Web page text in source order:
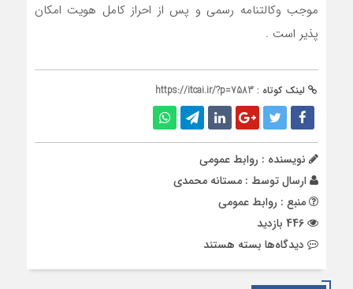
موجب وکالتنامه رسمی و پس از احراز کامل هویت امکان
پذیر است .
لینک کوتاه : https://itcai.ir/?p=7583
نویسنده : روابط عمومی
ارسال توسط : مستانه محمدی
منبع : روابط عمومی
دیدگاه‌ها برای
بسته هستند